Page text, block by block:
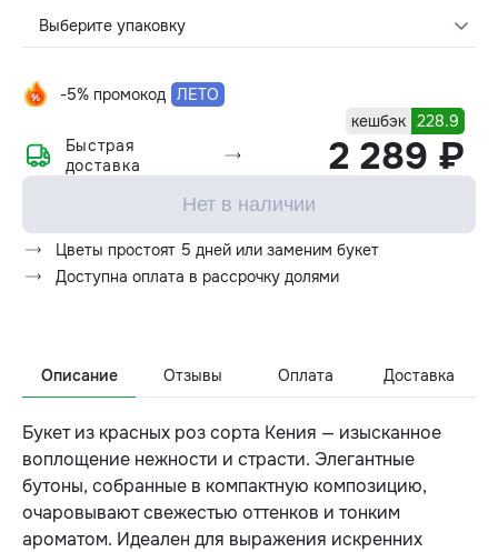
Выберите упаковку
-5% промокод ЛЕТО
кешбэк 228.9
2 289 ₽
Быстрая
доставка
Нет в наличии
Цветы простоят 5 дней или заменим букет
Доступна оплата в рассрочку долями
Описание Отзывы Оплата Доставка
Букет из красных роз сорта Кения — изысканное
воплощение нежности и страсти. Элегантные
бутоны, собранные в компактную композицию,
очаровывают свежестью оттенков и тонким
ароматом. Идеален для выражения искренних